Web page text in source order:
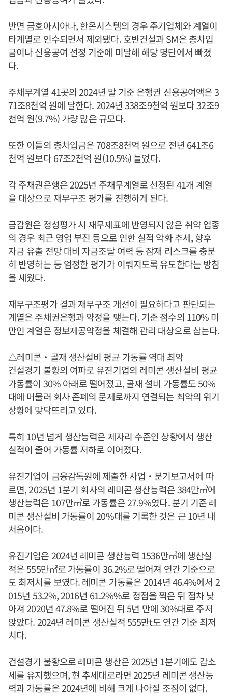
반면 금호아시아나, 한온시스템의 경우 주기업체와 계열이
타계열로 인수되면서 제외됐다. 호반건설과 SM은 총차입
금이나 신용공여 선정 기준에 미달해 해당 명단에서 빠졌
다.
주채무계열 41곳의 2024년 말 기준 은행권 신용공여액은 3
71조8천억 원에 달한다. 2024년 338조9천억 원보다 32조9
천억 원(9.7%) 가량 많은 규모다.
또한 이들의 총차입금은 708조8천억 원으로 전년 641조6
천억 원보다 67조2천억 원(10.5%) 늘었다.
각 주채권은행은 2025년 주채무계열로 선정된 41개 계열
을 대상으로 재무구조 평가를 진행하게 된다.
금감원은 정성평가 시 재무제표에 반영되지 않은 취약 업종
의 경우 최근 영업 부진 등으로 인한 실적 악화 추세, 향후
자금 유출 전망 대비 자금조달 여력 등 잠재 리스크를 충분
히 반영하는 등 엄정한 평가가 이뤄지도록 유도한다는 방침
을 세웠다.
재무구조평가 결과 재무구조 개선이 필요하다고 판단되는
계열은 주채권은행과 약정을 맺는다. 기준 점수의 110% 미
만인 계열은 정보제공약정을 체결해 관리 대상으로 삼는다.
△레미콘‧골재 생산설비 평균 가동률 역대 최악
건설경기 불황의 여파로 유진기업의 레미콘 생산설비 평균
가동률이 30% 아래로 떨어졌고, 골재 설비 가동률도 50%
대에 머물러 회사 존폐의 문제로까지 연결되는 최악의 위기
상황에 맞닥뜨리고 있다.
특히 10년 넘게 생산능력은 제자리 수준인 상황에서 생산
실적이 줄어 가동률 저하로 이어졌다.
유진기업이 금융감독원에 제출한 사업‧분기보고서에 따
르면, 2025년 1분기 회사의 레미콘 생산능력은 384만㎥에
생산능력은 107만㎥로 가동률은 27.9%였다. 분기 기준 레
미콘 생산설비 가동률이 20%대를 기록한 것은 근 10년 내
처음이다.
유진기업은 2024년 레미콘 생산능력 1536만㎥에 생산실
적은 555만㎥로 가동률이 36.2%로 떨어져 연간 기준으로
도 최저치를 보였다. 레미콘 가동률은 2014년 46.4%에서 2
015년 53.2%, 2016년 61.2%%로 정점을 찍은 뒤 점차 낮
아져 2020년 47.8%로 떨어진 뒤 5년 만에 30%대로 주저
앉았다. 2024년 레미콘 생산실적 555만t도 연간 기준 최저
치다.
건설경기 불황으로 레미콘 생산은 2025년 1분기에도 감소
세를 유지했으며, 현 추세대로라면 2025년 레미콘 생산능
력과 가동률은 2024년에 비해 크게 나아질 조짐이 없다.